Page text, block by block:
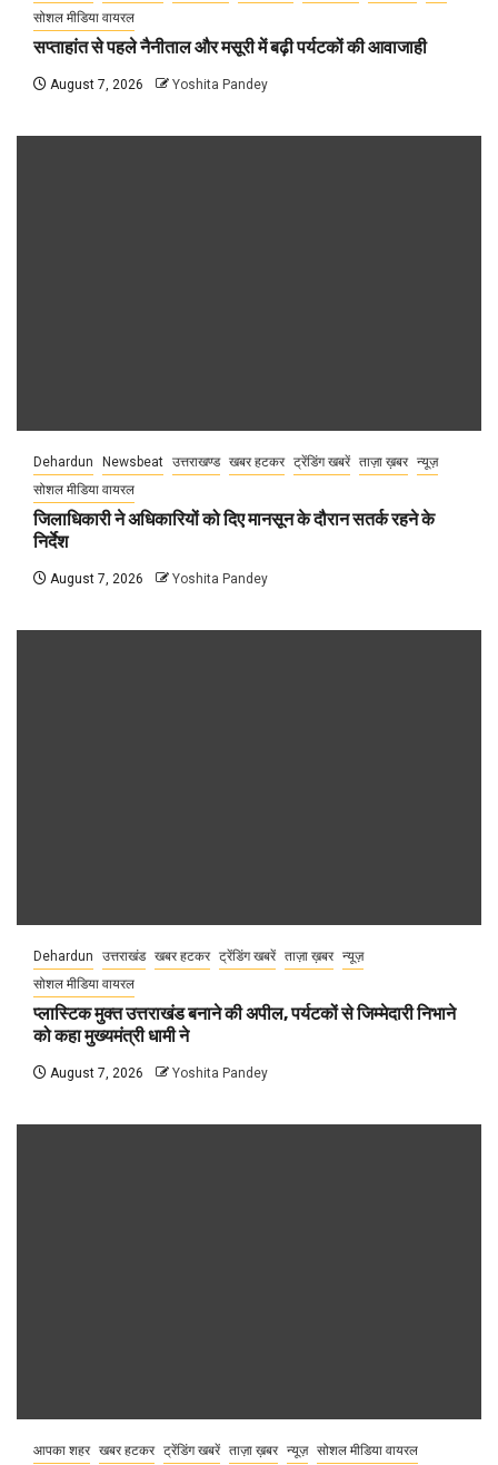
सोशल मीडिया वायरल
सप्ताहांत से पहले नैनीताल और मसूरी में बढ़ी पर्यटकों की आवाजाही
August 7, 2026 Yoshita Pandey
Dehardun Newsbeat उत्तराखण्ड खबर हटकर ट्रेंडिंग खबरें ताज़ा ख़बर न्यूज़
सोशल मीडिया वायरल
जिलाधिकारी ने अधिकारियों को दिए मानसून के दौरान सतर्क रहने के
निर्देश
August 7, 2026 Yoshita Pandey
Dehardun उत्तराखंड खबर हटकर ट्रेंडिंग खबरें ताज़ा ख़बर न्यूज़
सोशल मीडिया वायरल
प्लास्टिक मुक्त उत्तराखंड बनाने की अपील, पर्यटकों से जिम्मेदारी निभाने
को कहा मुख्यमंत्री धामी ने
August 7, 2026 Yoshita Pandey
आपका शहर खबर हटकर ट्रेंडिंग खबरें ताज़ा ख़बर न्यूज़ सोशल मीडिया वायरल